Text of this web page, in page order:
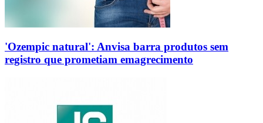
'Ozempic natural': Anvisa barra produtos sem
registro que prometiam emagrecimento